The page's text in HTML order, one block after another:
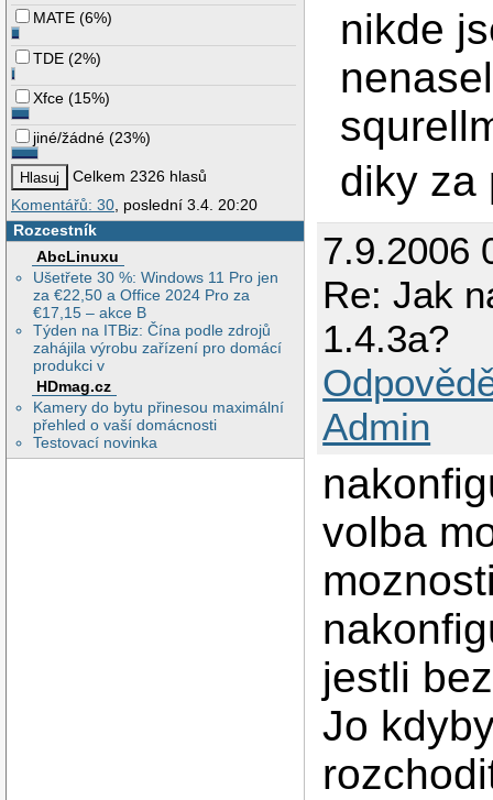
MATE (6%)
TDE (2%)
Xfce (15%)
jiné/žádné (23%)
Celkem 2326 hlasů
Komentářů: 30 , poslední 3.4. 20:20
Rozcestník
AbcLinuxu
Ušetřete 30 %: Windows 11 Pro jen
za €22,50 a Office 2024 Pro za
€17,15 – akce B
Týden na ITBiz: Čína podle zdrojů
zahájila výrobu zařízení pro domácí
produkci v
HDmag.cz
Kamery do bytu přinesou maximální
přehled o vaší domácnosti
Testovací novinka
nikde
diky za
7.9.2006
Re: Jak
1.4.3a?
Admin
volba
jestli
Jo